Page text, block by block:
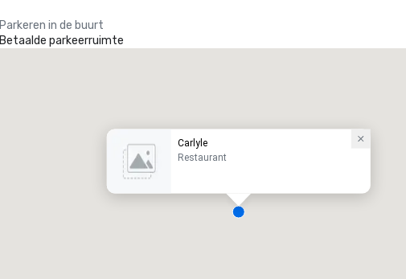
Parkeren in de buurt
Betaalde parkeerruimte
Carlyle
Restaurant